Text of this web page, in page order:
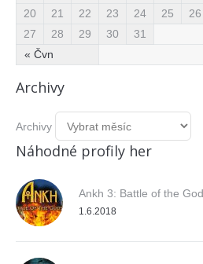
« Čvn
20
21 22 23 24 25
26
27
28 29 30 31
Archivy
Archivy
Náhodné profily her
Ankh 3: Battle of the
1.6.2018